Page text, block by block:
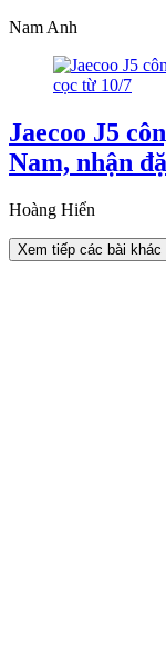
Nam Anh
Jaecoo J5
Nam, nhận
Hoàng Hiển
Xem tiếp các bài khác